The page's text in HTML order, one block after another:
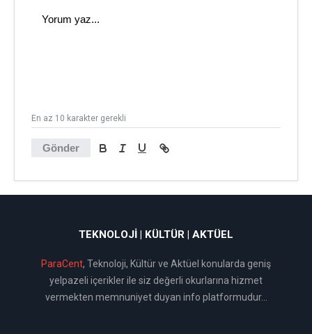
Gönder
En az 10 karakter gerekli
TEKNOLOJI | KÜLTÜR | AKTÜEL
ParaCent, Teknoloji, Kültür ve Aktüel konularda geniş
yelpazeli içerikler ile siz değerli okurlarına hizmet
vermekten memnuniyet duyan info platformudur...